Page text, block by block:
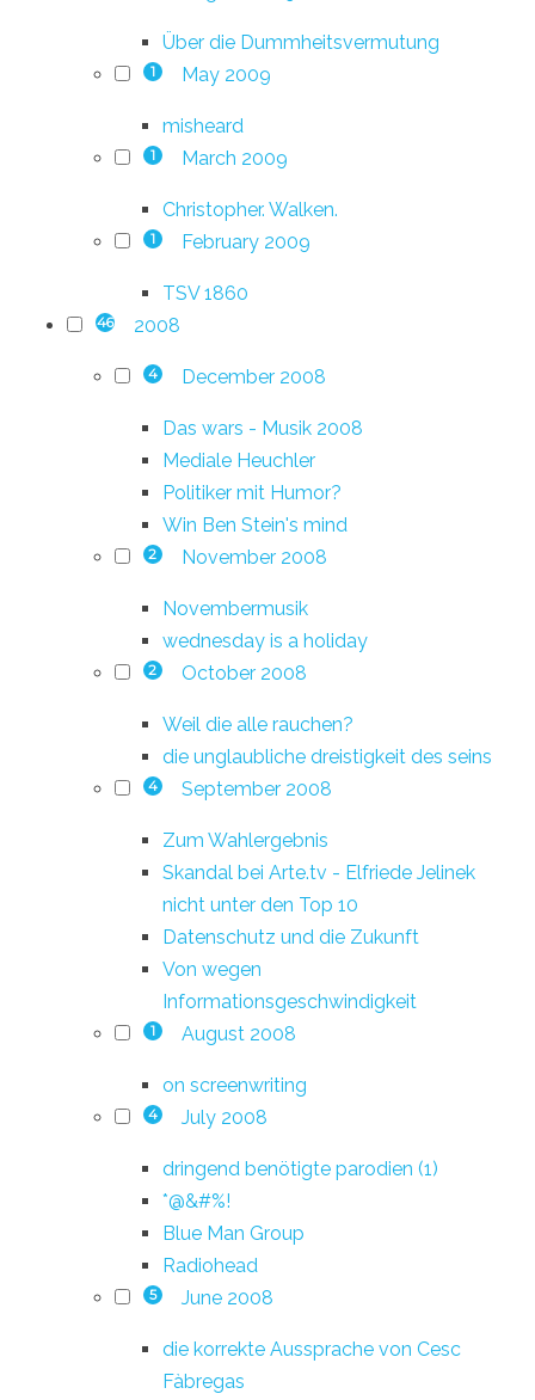
Über die Dummheitsvermutung
1 May 2009
misheard
1 March 2009
Christopher. Walken.
1 February 2009
TSV 1860
46 2008
4 December 2008
Das wars - Musik 2008
Mediale Heuchler
Politiker mit Humor?
Win Ben Stein's mind
2 November 2008
Novembermusik
wednesday is a holiday
2 October 2008
Weil die alle rauchen?
die unglaubliche dreistigkeit des seins
4 September 2008
Zum Wahlergebnis
Skandal bei Arte.tv - Elfriede Jelinek
nicht unter den Top 10
Datenschutz und die Zukunft
Von wegen
Informationsgeschwindigkeit
1 August 2008
on screenwriting
4 July 2008
dringend benötigte parodien (1)
*@&#%!
Blue Man Group
Radiohead
5 June 2008
die korrekte Aussprache von Cesc
Fàbregas